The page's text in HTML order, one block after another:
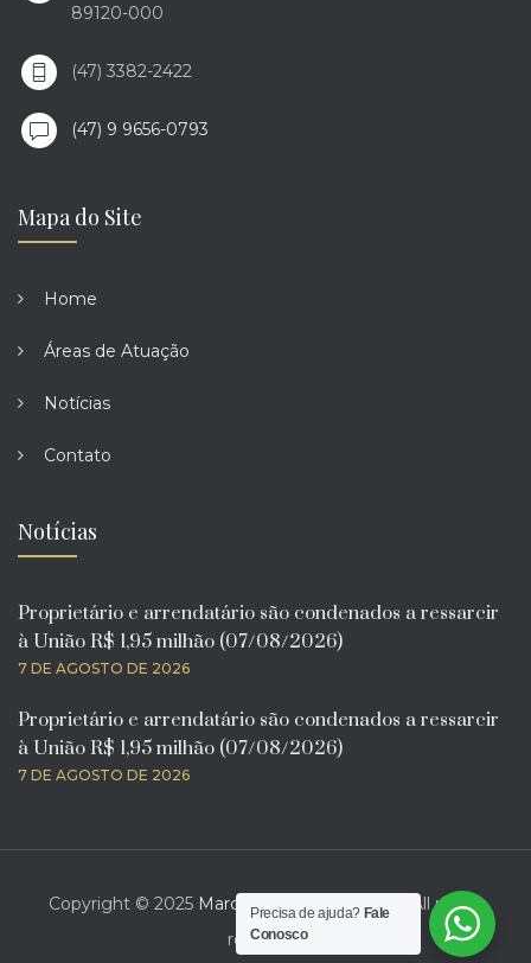
89120-000
(47) 3382-2422
(47) 9 9656-0793
Mapa do Site
Home
Áreas de Atuação
Notícias
Contato
Notícias
Proprietário e arrendatário são condenados a ressarcir
à União R$ 1,95 milhão (07/08/2026)
7 DE AGOSTO DE 2026
Proprietário e arrendatário são condenados a ressarcir
à União R$ 1,95 milhão (07/08/2026)
7 DE AGOSTO DE 2026
Copyright © 2025 Marcelo Bona Advogado
. All rights
reserved.
Precisa de ajuda? Fale
Conosco